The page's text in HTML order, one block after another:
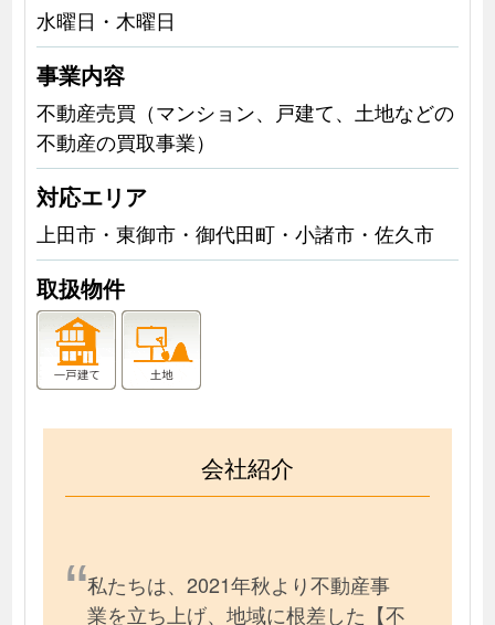
水曜日・木曜日
事業内容
不動産売買（マンション、戸建て、土地などの
不動産の買取事業）
対応エリア
上田市・東御市・御代田町・小諸市・佐久市
取扱物件
会社紹介
私たちは、2021年秋より不動産事
業を立ち上げ、地域に根差した【不